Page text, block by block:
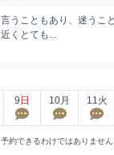
うこともあり、迷うこ
くとても...
9 日 10月 11火
約できるわけではありません